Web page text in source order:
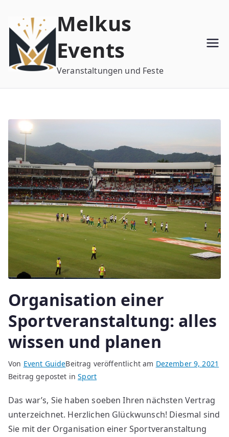
Inhalt
springen
Melkus
Events
Veranstaltungen und Feste
Organisation einer
Sportveranstaltung: alles
wissen und planen
Von Event GuideBeitrag veröffentlicht am Dezember 9, 2021
Beitrag gepostet inSport
Das war’s, Sie haben soeben Ihren nächsten Vertrag
unterzeichnet. Herzlichen Glückwunsch! Diesmal sind
Sie mit der Organisation einer Sportveranstaltung